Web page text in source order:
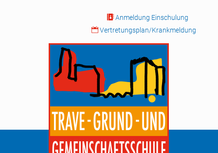
 Anmeldung Einschulung
 Vertretungsplan/Krankmeldung